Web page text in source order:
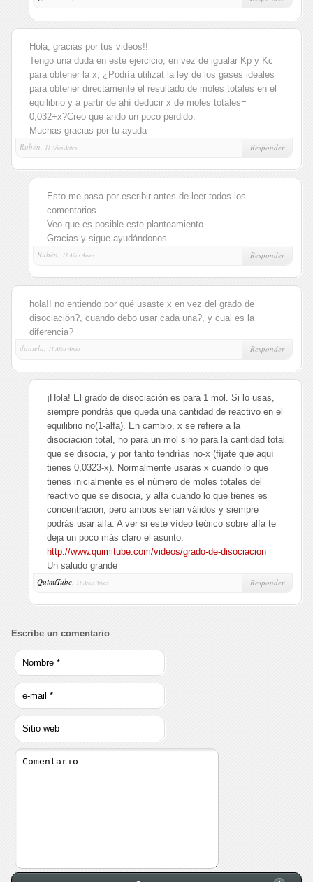
Hola, gracias por tus videos!!
Tengo una duda en este ejercicio, en vez de igualar Kp y Kc
para obtener la x, ¿Podría utilizat la ley de los gases ideales
para obtener directamente el resultado de moles totales en el
equilibrio y a partir de ahí deducir x de moles totales=
0,032+x?Creo que ando un poco perdido.
Muchas gracias por tu ayuda
Rubén,
11 Años Antes Responder
Esto me pasa por escribir antes de leer todos los
comentarios.
Veo que es posible este planteamiento.
Gracias y sigue ayudándonos.
Rubén,
11 Años Antes Responder
hola!! no entiendo por qué usaste x en vez del grado de
disociación?, cuando debo usar cada una?, y cual es la
diferencia?
daniela,
11 Años Antes Responder
¡Hola! El grado de disociación es para 1 mol. Si lo usas,
siempre pondrás que queda una cantidad de reactivo en el
equilibrio no(1-alfa). En cambio, x se refiere a la
disociación total, no para un mol sino para la cantidad total
que se disocia, y por tanto tendrías no-x (fíjate que aquí
tienes 0,0323-x). Normalmente usarás x cuando lo que
tienes inicialmente es el número de moles totales del
reactivo que se disocia, y alfa cuando lo que tienes es
concentración, pero ambos serían válidos y siempre
podrás usar alfa. A ver si este vídeo teórico sobre alfa te
deja un poco más claro el asunto:
http://www.quimitube.com/videos/grado-de-disociacion
Un saludo grande
QuimiTube, 11 Años Antes Responder
Escribe un comentario